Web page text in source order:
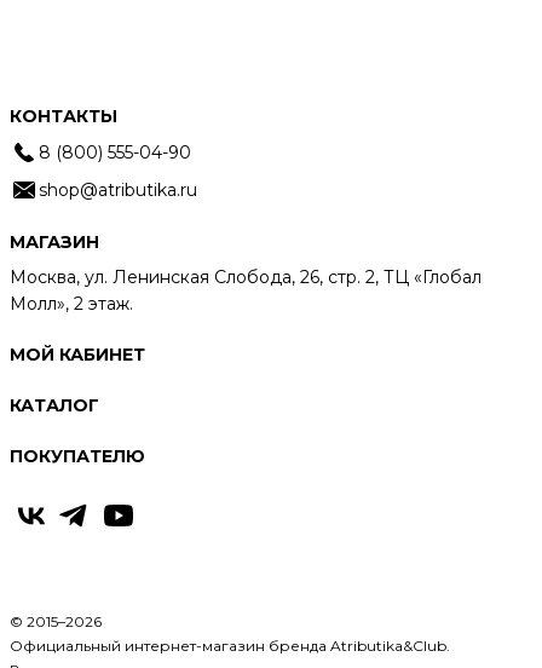
© 2015–2026
Официальный интернет-магазин бренда Atributika&Club.
КОНТАКТЫ
8 (800) 555-04-90
shop@atributika.ru
МАГАЗИН
Москва, ул. Ленинская Слобода, 26, стр. 2, ТЦ «Глобал
Молл», 2 этаж.
МОЙ КАБИНЕТ
КАТАЛОГ
ПОКУПАТЕЛЮ